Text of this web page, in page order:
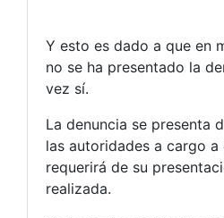
Y esto es dado a que en
no se ha presentado la
vez sí.
La denuncia se presenta
las autoridades a cargo
requerirá de su
realizada.